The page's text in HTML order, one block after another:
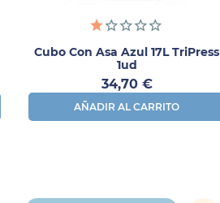
Cubo Con Asa Azul 17L TriPress
1ud
Precio
34,70 €
AÑADIR AL CARRITO